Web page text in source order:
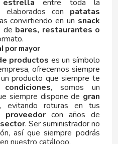
entre toda la
elaborados con patatas
convirtiendo en un snack
de bares, restaurantes o
por mayor
productos es un símbolo
ofrecemos siempre
producto que siempre te
, somos un
siempre dispone de gran
, evitando roturas en tus
proveedorcon años de
. Ser suministrador no
así que siempre podrás
nuestro catálogo.